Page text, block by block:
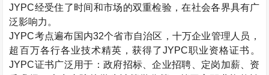
JYPC经受住了时间和市场的双重检验，在社会各界具有广
泛影响力。
JYPC考点遍布国内32个省市自治区，十万企业管理人员，
超百万各行各业技术精英，获得了JYPC职业资格证书。
JYPC证书广泛用于：政府招标、企业招聘、定岗加薪、资